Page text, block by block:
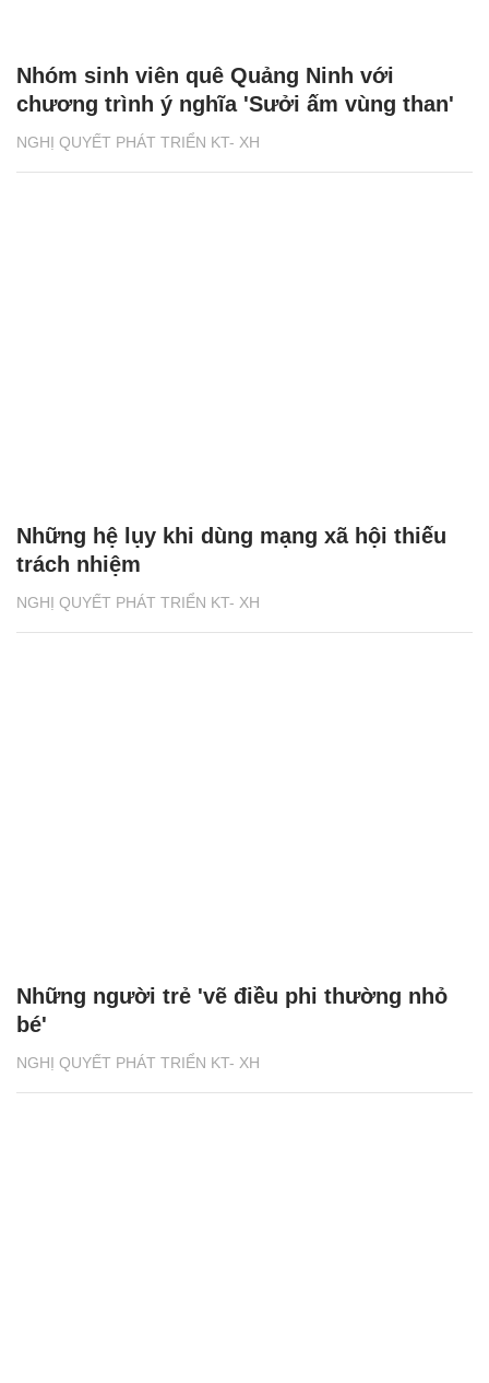
NGHỊ QUYẾT PHÁT TRIỂN KT- XH
Nhóm sinh viên quê Quảng Ninh với
chương trình ý nghĩa 'Sưởi ấm vùng than'
NGHỊ QUYẾT PHÁT TRIỂN KT- XH
Những hệ lụy khi dùng mạng xã hội thiếu
trách nhiệm
NGHỊ QUYẾT PHÁT TRIỂN KT- XH
Những người trẻ 'vẽ điều phi thường nhỏ
bé'